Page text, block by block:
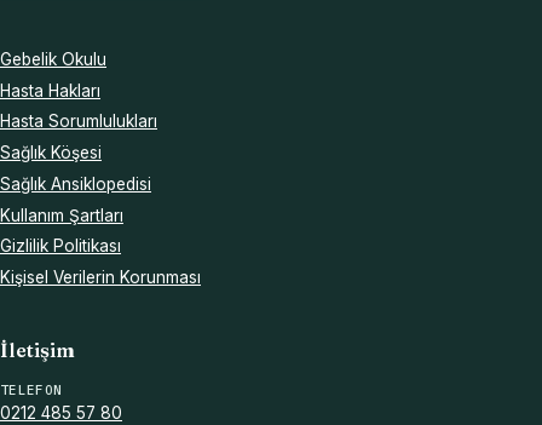
Gebelik Okulu
Hasta Hakları
Hasta Sorumlulukları
Sağlık Köşesi
Sağlık Ansiklopedisi
Kullanım Şartları
Gizlilik Politikası
Kişisel Verilerin Korunması
İletişim
TELEFON
0212 485 57 80